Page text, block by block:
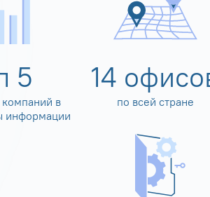
5
компаний в
информации
14
по всей стране